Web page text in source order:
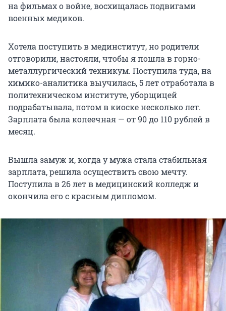
на фильмах о войне, восхищалась подвигами
военных медиков.
Хотела поступить в мединститут, но родители
отговорили, настояли, чтобы я пошла в горно-
металлургический техникум. Поступила туда, на
химико-аналитика выучилась, 5 лет отработала в
политехническом институте, уборщицей
подрабатывала, потом в киоске несколько лет.
Зарплата была копеечная — от 90 до 110 рублей в
месяц.
Вышла замуж и, когда у мужа стала стабильная
зарплата, решила осуществить свою мечту.
Поступила в 26 лет в медицинский колледж и
окончила его с красным дипломом.